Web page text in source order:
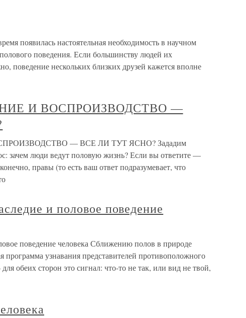
появилась настоятельная необходимость в научном
поведения. Если большинству людей их
поведение нескольких близких друзей кажется вполне
И ВОСПРОИЗВОДСТВО —
— ВСЕ ЛИ ТУТ ЯСНО? Зададим
зачем люди ведут половую жизнь? Если вы ответите —
правы (то есть ваш ответ подразумевает, что
и половое поведение
поведение человека Сближению полов в природе
программа узнавания представителей противоположного
обеих сторон это сигнал: что-то не так, или вид не твой,